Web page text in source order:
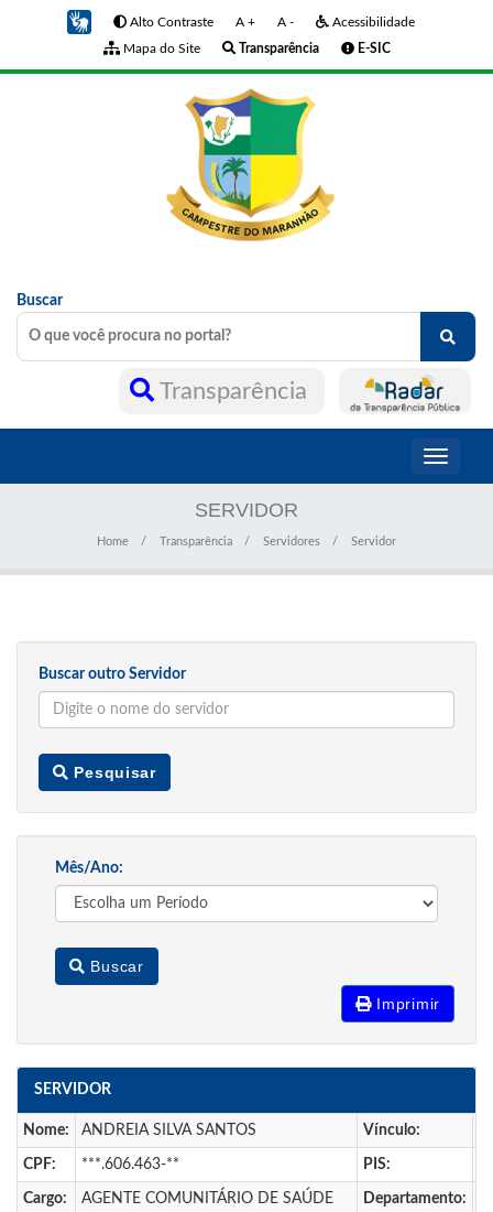
Alto Contraste A + A -
Acessibilidade
Mapa do Site
Transparência E-SIC
Buscar
Transparência
Toggle
SERVIDOR
Home Transparência Servidores Servidor
Buscar outro Servidor
Pesquisar
Mês/Ano:
Buscar
Imprimir
SERVIDOR
Nome: ANDREIA SILVA SANTOS Vínculo:
CPF: ***.606.463-** PIS:
Cargo: AGENTE COMUNITÁRIO DE SAÚDE Departamento: